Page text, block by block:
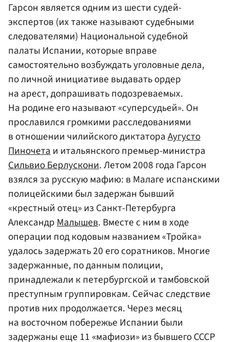
Гарсон является одним из шести судей-
экспертов (их также называют судебными
следователями) Национальной судебной
палаты Испании, которые вправе
самостоятельно возбуждать уголовные дела,
по личной инициативе выдавать ордер
на арест, допрашивать подозреваемых.
На родине его называют «суперсудьей». Он
прославился громкими расследованиями
в отношении чилийского диктатораАугусто
Пиночетаи итальянского премьер-министра
Сильвио Берлускони. Летом 2008 года Гарсон
взялся за русскую мафию: в Малаге испанскими
полицейскими был задержан бывший
«крестный отец» из Санкт-Петербурга
АлександрМалышев. Вместе с ним в ходе
операции под кодовым названием «Тройка»
удалось задержать 20 его соратников. Многие
задержанные, по данным полиции,
принадлежали к петербургской и тамбовской
преступным группировкам. Сейчас следствие
против них продолжается. Через месяц
на восточном побережье Испании были
задержаны еще 11 «мафиози» из бывшего СССР